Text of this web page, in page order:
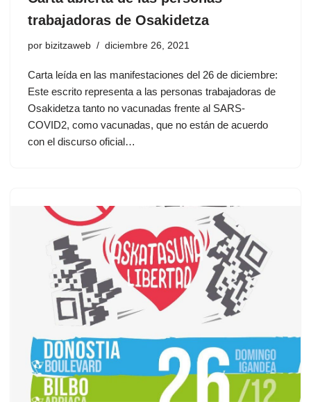
trabajadoras de Osakidetza
por bizitzaweb diciembre 26, 2021
Carta leída en las manifestaciones del 26 de diciembre:
Este escrito representa a las personas trabajadoras de
Osakidetza tanto no vacunadas frente al SARS-
COVID2, como vacunadas, que no están de acuerdo
con el discurso oficial…